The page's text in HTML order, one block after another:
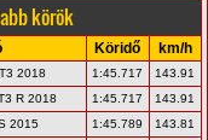
körök
Köridő km/h
2018 1:45.717
143.91
R 2018 1:45.717
143.91
2015 1:45.789
143.81